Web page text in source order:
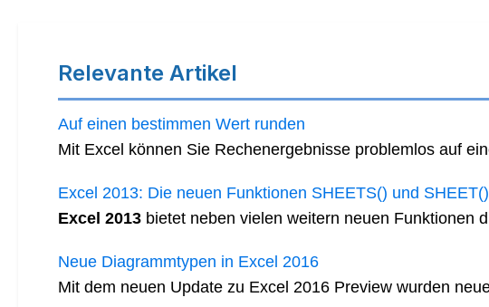
Relevante Artikel
Auf einen bestimmen Wert runden
Mit Excel können Sie Rechenergebnisse problemlos auf
Excel 2013: Die neuen Funktionen SHEETS() und SHEET()
Excel 2013 bietet neben vielen weitern neuen Funktionen
Neue Diagrammtypen in Excel 2016
Mit dem neuen Update zu Excel 2016 Preview wurden